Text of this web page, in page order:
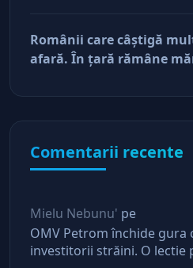
Românii care câştigă
afară. În ţară rămâne
Comentarii recente
Mielu Nebunu' pe
OMV Petrom închide gura
investitorii străini. O lectie